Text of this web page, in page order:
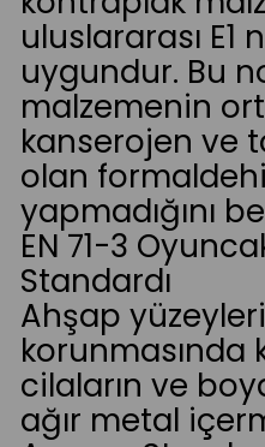
uluslararası E1
uygundur. Bu
malzemenin
kanserojen ve
olan formaldehit
yapmadığını
EN 71-3
Standardı
Ahşap
korunmasında
cilaların ve
ağır metal